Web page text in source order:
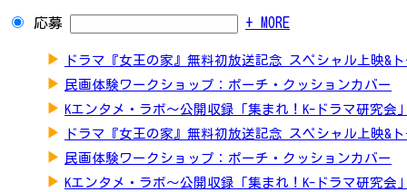
応募 + MORE
▶ ドラマ『女王の家』無料初放送記念 スペシャル上映&
▶ 民画体験ワークショップ：ポーチ・クッションカバー
▶ Kエンタメ・ラボ～公開収録「集まれ！K-ドラマ研究会」
▶ ドラマ『女王の家』無料初放送記念 スペシャル上映&
▶ 民画体験ワークショップ：ポーチ・クッションカバー
▶ Kエンタメ・ラボ～公開収録「集まれ！K-ドラマ研究会」